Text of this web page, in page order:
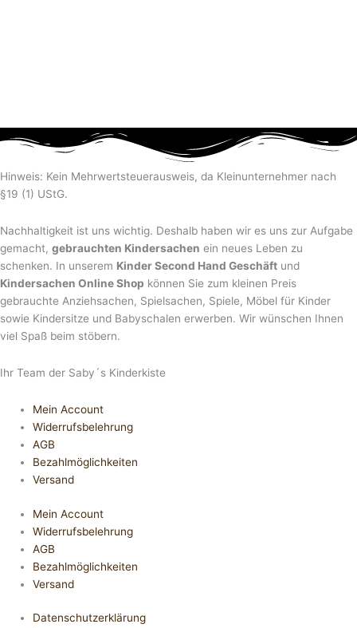
Hinweis: Kein Mehrwertsteuerausweis, da Kleinunternehmer nach
§19 (1) UStG.
Nachhaltigkeit ist uns wichtig. Deshalb haben wir es uns zur Aufgabe
gemacht, gebrauchten Kindersachen ein neues Leben zu
schenken. In unserem Kinder Second Hand Geschäft und
Kindersachen Online Shop können Sie zum kleinen Preis
gebrauchte Anziehsachen, Spiel­sachen, Spiele, Möbel für Kinder
sowie Kindersitze und Babyschalen erwerben. Wir wünschen Ihnen
viel Spaß beim stöbern.
Ihr Team der Saby´s Kinderkiste
Mein Account
Widerrufsbelehrung
AGB
Bezahlmöglichkeiten
Versand
Mein Account
Widerrufsbelehrung
AGB
Bezahlmöglichkeiten
Versand
Datenschutzerklärung